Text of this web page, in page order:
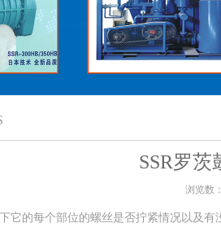
SSR罗
浏览数
它的每个部位的螺丝是否拧紧情况以及有